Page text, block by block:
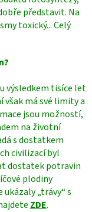
představit. Na
toxický... Celý
výsledkem tisíce let
má své limity a
jsou možností,
na životní
s dostatkem
civilizací byl
dostatek potravin
plodiny
„trávy“ s
ZDE.